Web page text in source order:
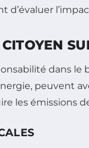
d’évaluer
dans
peuvent
les émissions